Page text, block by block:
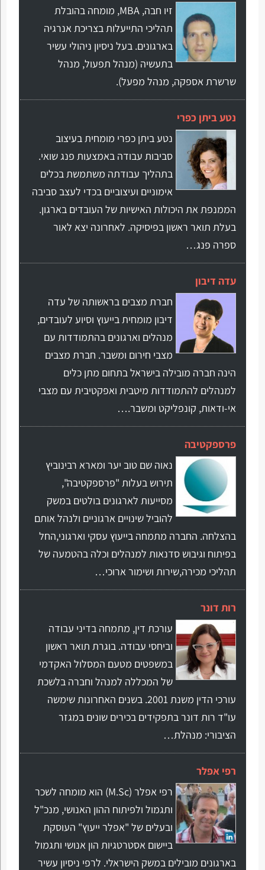
זיו חבה, MBA, מומחה בהובלת
תהליכי התייעלות בצריכת אנרגיה
בארגונים. בעל ניסיון ניהולי עשיר
בתעשיה (מנהל תפעול, מנהל
שרשרת אספקה, מנהל מפעל).
נטע ביתן כפרי
נטע ביתן כפרי מומחית בעיצוב
סביבות עבודה באמצעות פנג שואי.
בתהליך עבודתה משתמשת בכלים
אימוניים ועיצוביים בכדי לעצב סביבה
הממנפת את היכולות האישיות של העובדים בארגון.
בעלת תואר ראשון בפיסיקה. לאחרונה יצא לאור
ספרה פנג…
עדה דיבון
חברת מצבים בראשותה של עדה
דיבון מומחית בייעוץ וסיוע לעובדים,
מנהלים וארגונים בהתמודדות עם
מצבי חירום ומשבר. חברת מצבים
הינה חברה מובילה בישראל בתחום מתן כלים
למנהלים להתמודדות מיטבית ואפקטיבית עם מצבי
אי-ודאות, קונפליקט ומשבר.…
פרספקטיבה
נאוה שם טוב יער ומארא רבינוביץ
תירוש בעלות "פרספקטיבה",
מסייעות לארגונים בולטים במשק
להוביל שינויים ארגוניים ולנהל אותם
בהצלחה. החברה מתמחה בייעוץ עסקי וארגוני,החל
בפיתוח וגיבוש סדנאות למנהלים וכלה בהטמעה של
תהליכי מכירה,שירות ושימור ארוכי…
רות דונר
עורכת דין, מתמחה בדיני עבודה
וביחסי עבודה. בוגרת תואר ראשון
במשפטים מטעם המסלול האקדמי
של המכללה למנהל וחברה בלשכת
עורכי הדין משנת 2001. בשנים האחרונות שימשה
עו"ד רות דונר בתפקידים בכירים שונים במגזר
הציבורי: מנהלת…
רפי אפלר
רפי אפלר (M.Sc) הוא מומחה לשכר
ותגמול ולפיתוח ההון האנושי, מנכ"ל
ובעלים של "אפלר ייעוץ" העוסקת
ביישום אסטרטגיות הון אנושי ותגמול
בארגונים מובילים במשק הישראלי. לרפי ניסיון עשיר